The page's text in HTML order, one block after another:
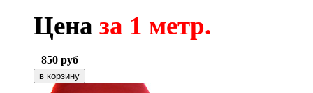
Цена за 1 метр.
850 руб